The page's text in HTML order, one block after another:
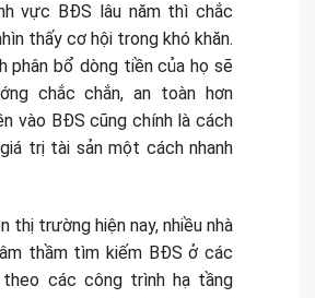
vực BĐS lâu năm thì chắc
thấy cơ hội trong khó khăn.
phân bổ dòng tiền của họ sẽ
chắc chắn, an toàn hơn
vào BĐS cũng chính là cách
trị tài sản một cách nhanh
thị trường hiện nay, nhiều nhà
thầm tìm kiếm BĐS ở các
các công trình hạ tầng